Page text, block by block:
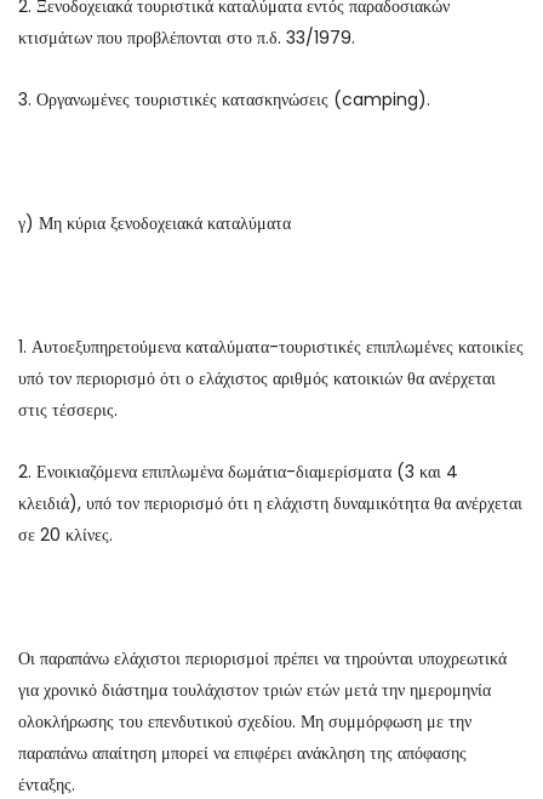
2. Ξενοδοχειακά τουριστικά καταλύματα εντός παραδοσιακών
κτισμάτων που προβλέπονται στο π.δ. 33/1979.
3. Οργανωμένες τουριστικές κατασκηνώσεις (camping).
γ) Μη κύρια ξενοδοχειακά καταλύματα
1. Αυτοεξυπηρετούμενα καταλύματα-τουριστικές επιπλωμένες κατοικίες
υπό τον περιορισμό ότι ο ελάχιστος αριθμός κατοικιών θα ανέρχεται
στις τέσσερις.
2. Ενοικιαζόμενα επιπλωμένα δωμάτια-διαμερίσματα (3 και 4
κλειδιά), υπό τον περιορισμό ότι η ελάχιστη δυναμικότητα θα ανέρχεται
σε 20 κλίνες.
Οι παραπάνω ελάχιστοι περιορισμοί πρέπει να τηρούνται υποχρεωτικά
για χρονικό διάστημα τουλάχιστον τριών ετών μετά την ημερομηνία
ολοκλήρωσης του επενδυτικού σχεδίου. Μη συμμόρφωση με την
παραπάνω απαίτηση μπορεί να επιφέρει ανάκληση της απόφασης
ένταξης.